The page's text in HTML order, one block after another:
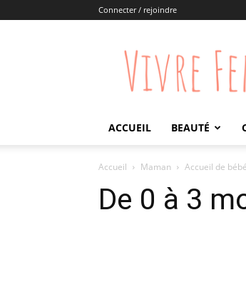
Connecter / rejoindre
Vivre
ACCUEIL BEAUTÉ
Accueil Maman Accueil de bébé
De 0 à 3